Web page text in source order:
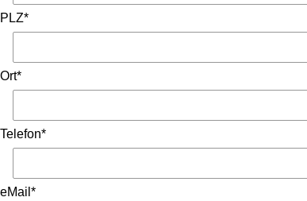
PLZ*
Ort*
Telefon*
eMail*